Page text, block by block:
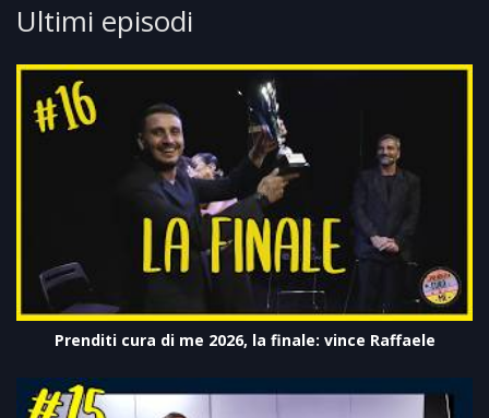
Ultimi episodi
Prenditi cura di me 2026, la finale: vince Raffaele